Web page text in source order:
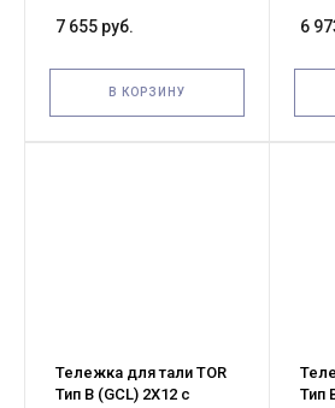
передвижения (G)
7 655 руб.
В КОРЗИНУ
6
Тележка для тали TOR
Тип В (GCL) 2Х12 с
Тип